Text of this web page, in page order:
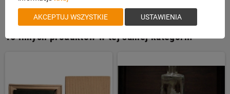
16 innych produktów w tej samej kategorii:
AKCEPTUJ WSZYSTKIE USTAWIENIA